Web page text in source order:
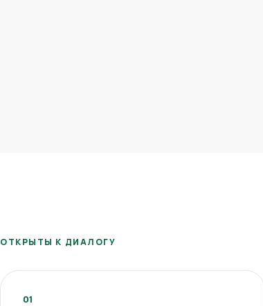
ОТКРЫТЫ К ДИАЛОГУ
01